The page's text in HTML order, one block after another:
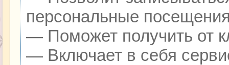
персональные
— Поможет получить от
— Включает в себя